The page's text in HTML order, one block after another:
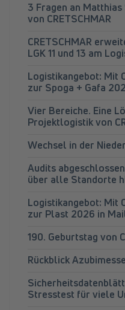
3 Fragen an
von CRETSCHMAR
CRETSCHMAR
LGK 11 und 13 am
Logistikangebot: Mit
zur Spoga + Gafa
Vier Bereiche. Eine
Projektlogistik von
Wechsel in der
Audits
über alle Standorte
Logistikangebot: Mit
zur Plast 2026 in
190. Geburtstag von
Rückblick
Stresstest für viele